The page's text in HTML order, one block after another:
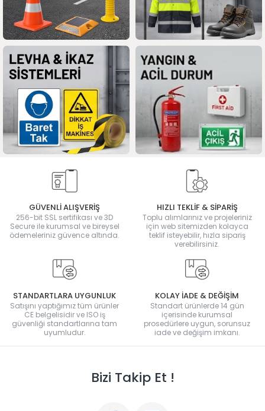
GÜVENLİ ALIŞVERİŞ
256-bit SSL sertifikası ve 3D
Secure ile kurumsal ve bireysel
ödemeleriniz güvence altında.
HIZLI TEKLİF & SİPARİŞ
Toplu alımlarınız ve projeleriniz
için web sitemizden kolayca
teklif isteyebilir, hızla sipariş
verebilirsiniz.
STANDARTLARA UYGUNLUK
Satışını yaptığımız tüm ürünler
CE belgelisidir ve ISO iş
güvenliği standartlarına tam
uyumludur.
KOLAY İADE & DEĞİŞİM
Standart ürünlerde 14 gün
içerisinde kurumsal
prosedürlere uygun, sorunsuz
iade ve değişim imkanı.
Bizi Takip Et !